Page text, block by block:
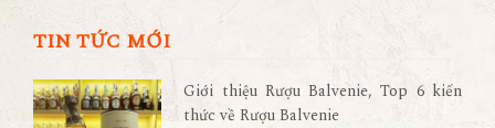
TIN TỨC MỚI
Giới thiệu Rượu Balvenie, Top 6 kiến
thức về Rượu Balvenie